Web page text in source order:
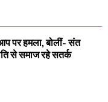
पर हमला, बोलीं- संत
से समाज रहे सतर्क